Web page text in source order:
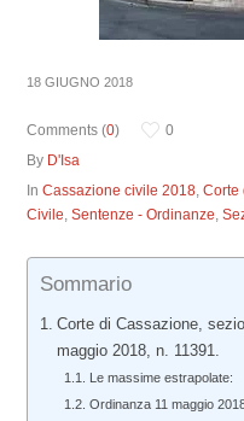
18 GIUGNO 2018
Comments (0)
0
By D'Isa
InCassazione civile 2018,Corte
Civile,Sentenze - Ordinanze,
Sommario
Corte di Cassazione,
maggio 2018, n. 11391.
Le massime estrapolate:
Ordinanza 11 maggio